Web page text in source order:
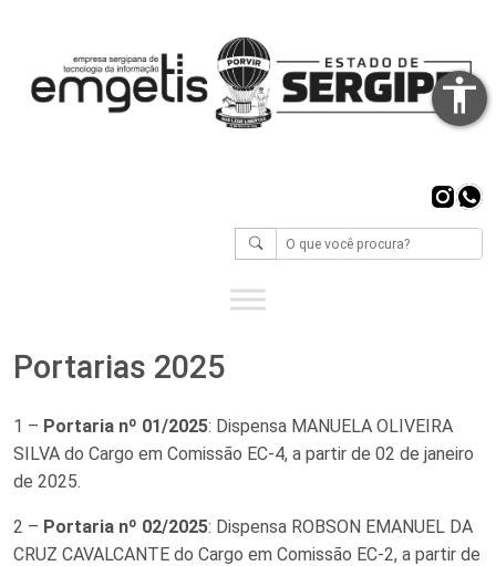
Portarias 2025
1 – Portaria nº 01/2025: Dispensa MANUELA OLIVEIRA
SILVA do Cargo em Comissão EC-4, a partir de 02 de janeiro
de 2025.
2 – Portaria nº 02/2025: Dispensa ROBSON EMANUEL DA
CRUZ CAVALCANTE do Cargo em Comissão EC-2, a partir de
accessibility